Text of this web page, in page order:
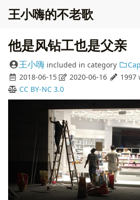
王小嗨的不老歌
他是风钻工也是父亲
王小嗨 included in category
2018-06-15
2020-06-16 1997
CC BY-NC 3.0